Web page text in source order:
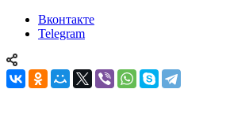
Вконтакте
Telegram